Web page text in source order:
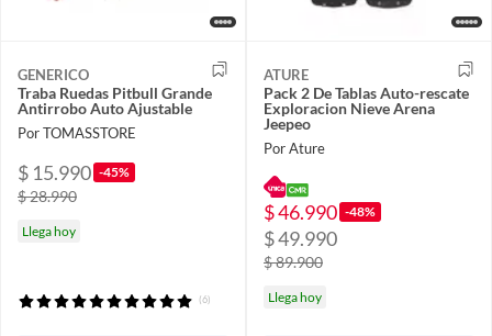
GENERICO
Traba Ruedas Pitbull Grande
Antirrobo Auto Ajustable
Por TOMASSTORE
$ 15.990 -45%
$ 28.990
Llega hoy
(6)
ATURE
Pack 2 De Tablas Auto-rescate
Exploracion Nieve Arena
Jeepeo
Por Ature
$ 46.990 -48%
$ 49.990
$ 89.900
Llega hoy